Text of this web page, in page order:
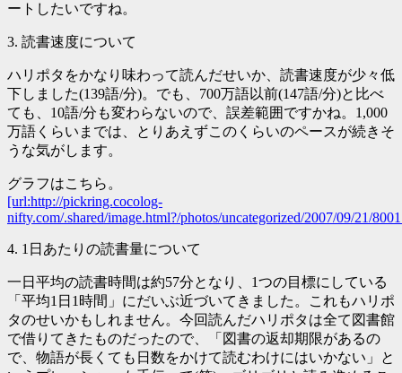
ートしたいですね。
3. 読書速度について
ハリポタをかなり味わって読んだせいか、読書速度が少々低
下しました(139語/分)。でも、700万語以前(147語/分)と比べ
ても、10語/分も変わらないので、誤差範囲ですかね。1,000
万語くらいまでは、とりあえずこのくらいのペースが続きそ
うな気がします。
グラフはこちら。
[url:http://pickring.cocolog-
nifty.com/.shared/image.html?/photos/uncategorized/2007/09/21/
4. 1日あたりの読書量について
一日平均の読書時間は約57分となり、1つの目標にしている
「平均1日1時間」にだいぶ近づいてきました。これもハリポ
タのせいかもしれません。今回読んだハリポタは全て図書館
で借りてきたものだったので、「図書の返却期限があるの
で、物語が長くても日数をかけて読むわけにはいかない」と